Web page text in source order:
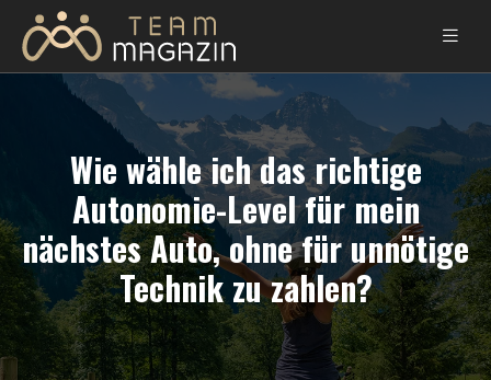
Wie wähle ich das richtige
Autonomie-Level für mein
nächstes Auto, ohne für unnötige
Technik zu zahlen?